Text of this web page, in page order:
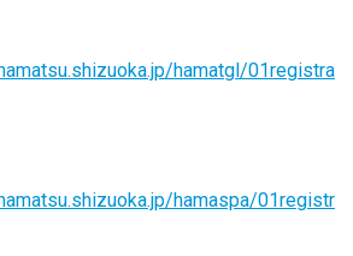
hamatgl/01registra
hamaspa/01registr